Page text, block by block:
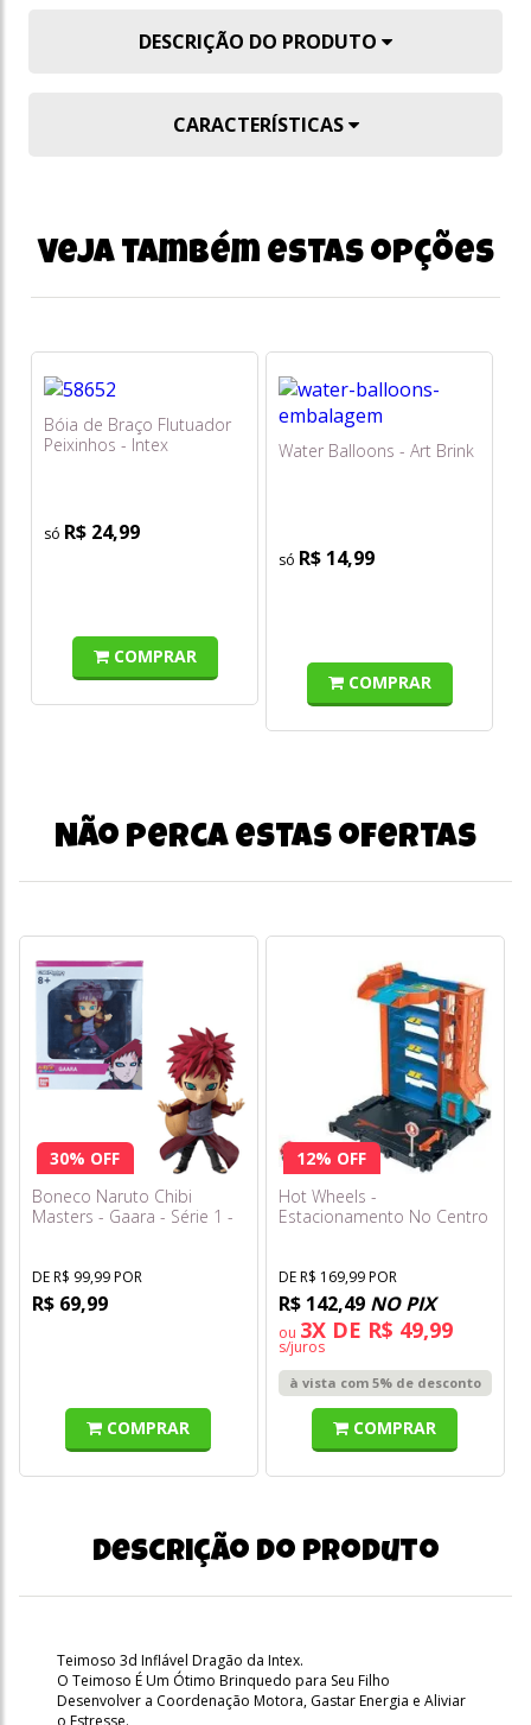
DESCRIÇÃO DO PRODUTO
CARACTERÍSTICAS
Veja também estas opções
Bóia de Braço Flutuador
Peixinhos - Intex
R$ 24,99
COMPRAR
Water Balloons - Art Brink
R$ 14,99
COMPRAR
Não perca estas ofertas
30% OFF
Boneco Naruto Chibi
Masters - Gaara - Série 1 -
DE R$ 99,99 POR
R$ 69,99
COMPRAR
12% OFF
Hot Wheels -
Estacionamento No Centro
DE R$ 169,99 POR
R$ 142,49 NO PIX
ou 3X DE R$ 49,99
s/juros
à vista com 5% de desconto
COMPRAR
Descrição do produto
Teimoso 3d Inflável Dragão da Intex.
O Teimoso É Um Ótimo Brinquedo para Seu Filho
Desenvolver a Coordenação Motora, Gastar Energia e Aliviar
o Estresse.